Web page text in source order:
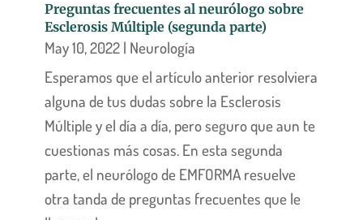
Preguntas frecuentes al neurólogo sobre
Esclerosis Múltiple (segunda parte)
May 10, 2022| Neurología
Esperamos que el artículo anterior resolviera
alguna de tus dudas sobre la Esclerosis
Múltiple y el día a día, pero seguro que aun te
cuestionas más cosas. En esta segunda
parte, el neurólogo de EMFORMA resuelve
otra tanda de preguntas frecuentes que le